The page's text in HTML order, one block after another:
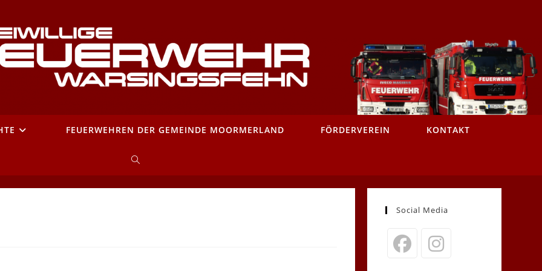
FEUERWEHREN DER GEMEINDE MOORMERLAND FÖRDERVEREIN KONTAKT
WEBSITE-
SUCHE
Social Media